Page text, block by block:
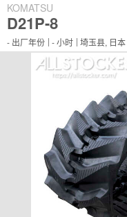
KOMATSU
D21P-8
- 出厂年份 -小时 埼玉县, 日本